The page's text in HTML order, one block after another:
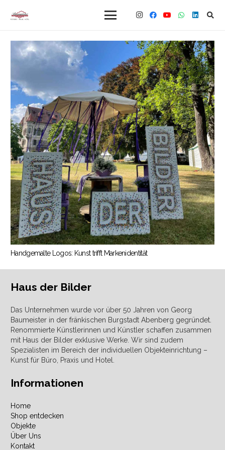
Handgemalte Logos: Kunst trifft Markenidentität
Haus der Bilder
Das Unternehmen wurde vor über 50 Jahren von Georg
Baumeister in der fränkischen Burgstadt Abenberg gegründet.
Renommierte Künstlerinnen und Künstler schaffen zusammen
mit Haus der Bilder exklusive Werke. Wir sind zudem
Spezialisten im Bereich der individuellen Objekteinrichtung –
Kunst für Büro, Praxis und Hotel.
Informationen
Home
Shop entdecken
Objekte
Über Uns
Kontakt